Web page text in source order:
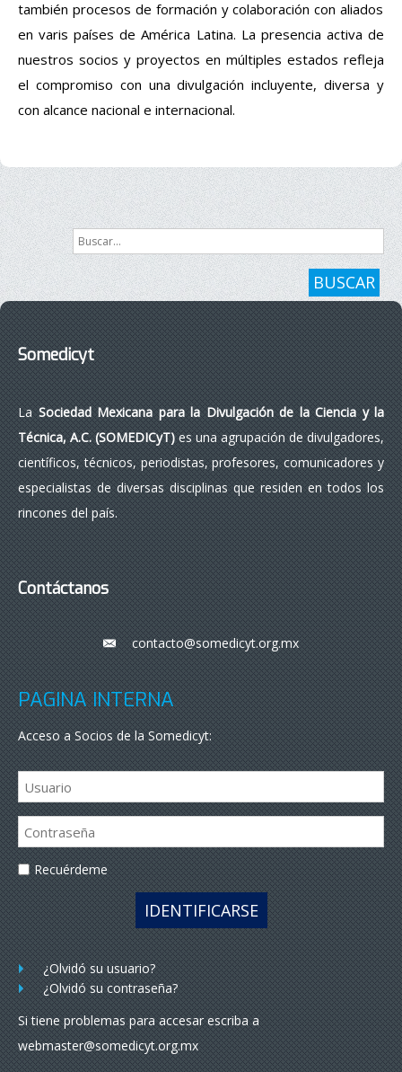
también procesos de formación ycolaboración conaliados
en varis países de América Latina. La presencia activa de
nuestros socios y proyectos en múltiples estados refleja
el compromiso con una divulgación incluyente,diversa y
con alcance nacional e internacional.
Buscar...
BUSCAR
Somedicyt
LaSociedad Mexicana para la Divulgación de la Ciencia y la
Técnica, A.C. (SOMEDICyT)es una agrupación de divulgadores,
científicos, técnicos, periodistas, profesores, comunicadores y
especialistas de diversas disciplinas que residen en todos los
rincones del país.
Contáctanos
___contacto@somedicyt.org.mx
PÁGINA INTERNA
Acceso a Socios de la Somedicyt:
Recuérdeme
IDENTIFICARSE
¿Olvidó su usuario?
¿Olvidó su contraseña?
Si tiene problemas para accesar escriba a
webmaster@somedicyt.org.mx